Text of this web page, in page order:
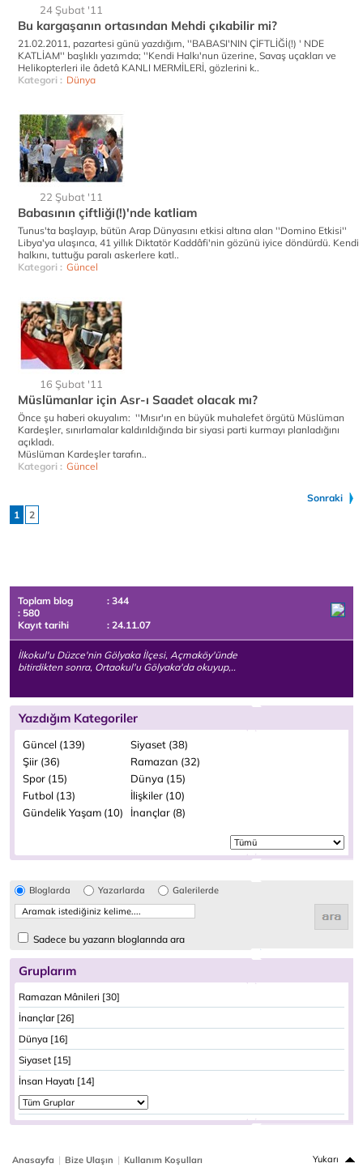
24 Şubat '11
Bu kargaşanın ortasından Mehdi çıkabilir mi?
21.02.2011, pazartesi günü yazdığım, ''BABASI'NIN ÇİFTLİĞİ(!) ' NDE
KATLİAM'' başlıklı yazımda; ''Kendi Halkı'nun üzerine, Savaş uçakları ve
Helikopterleri ile âdetâ KANLI MERMİLERİ, gözlerini k..
Kategori : Dünya
22 Şubat '11
Babasının çiftliği(!)'nde katliam
Tunus'ta başlayıp, bütün Arap Dünyasını etkisi altına alan ''Domino Etkisi''
Libya'ya ulaşınca, 41 yillık Diktatör Kaddâfi'nin gözünü iyice döndürdü. Kendi
halkını, tuttuğu paralı askerlere katl..
Kategori : Güncel
16 Şubat '11
Müslümanlar için Asr-ı Saadet olacak mı?
Önce şu haberi okuyalım: ''Mısır'ın en büyük muhalefet örgütü Müslüman
Kardeşler, sınırlamalar kaldırıldığında bir siyasi parti kurmayı planladığını
açıkladı.
Müslüman Kardeşler tarafın..
Kategori : Güncel
Sonraki
1
2
Toplam blog
: 344
: 580
Kayıt tarihi
: 24.11.07
İlkokul'u Düzce'nin Gölyaka İlçesi, Açmaköy'ünde
bitirdikten sonra, Ortaokul'u Gölyaka'da okuyup,..
Yazdığım Kategoriler
Güncel (139)
Siyaset (38)
Şiir (36)
Ramazan (32)
Spor (15)
Dünya (15)
Futbol (13)
İlişkiler (10)
Gündelik Yaşam (10)
İnançlar (8)
Bloglarda Yazarlarda Galerilerde
Sadece bu yazarın bloglarında ara
Gruplarım
Ramazan Mânileri [30]
İnançlar [26]
Dünya [16]
Siyaset [15]
İnsan Hayatı [14]
Anasayfa | Bize Ulaşın | Kullanım Koşulları Yukarı